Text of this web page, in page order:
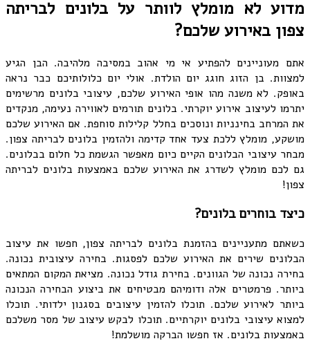
מדוע לא מומלץ לוותר על בלונים לבריתה
צפון באירוע שלכם?
אתם מעוניינים להפתיע אי מי אהוב במסיבה מלהיבה. הבן הגיע
למצוות. בן הזוג חוגג יום הולדת. אולי יום כלולותיכם כבר נראה
באופק. לא משנה מהו אופי האירוע שלכם, עיצובי בלונים מרשימים
יתרמו לעיצוב אירוע יוקרתי. בלונים תורמים לאווירה נעימה, מנקדים
את המרחב בחינניות ונוסכים בחלל קלילות סוחפת. אם האירוע שלכם
מושקע, מומלץ ללכת צעד אחד קדימה ולהזמין בלונים לבריתה צפון.
מבחר עיצובי הבלונים הקיים כיום מאפשר הגשמת כל חלום בבלונים.
גם לכם מומלץ לשדרג את האירוע שלכם באמצעות בלונים לבריתה
צפון!
כיצד בוחרים בלונים?
כשאתם מתעניינים בהזמנת בלונים לבריתה צפון, חפשו את עיצוב
הבלונים שירים את האירוע שלכם לפסגות. בחירה עיצובית נכונה.
בחירה נכונה של הגוונים. בחירת גודל נכונה. מציאת המקום המתאים
ביותר. פרמטרים אלה ודומיהם מבטיחים את ביצוע הבחירה הנכונה
ביותר לאירוע שלכם. תוכלו להזמין עיצובים בסגנון ילדותי. תוכלו
למצוא עיצובי בלונים יוקרתיים. תוכלו לבקש עיצוב של מסר משלכם
באמצעות בלונים. אז חפשו הברקה מושלמת!